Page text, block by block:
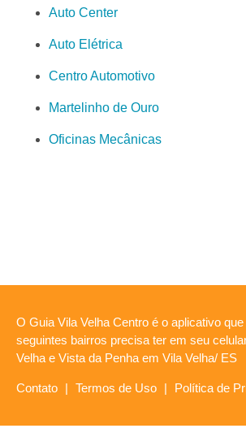
Auto Center
Auto Elétrica
Centro Automotivo
Martelinho de Ouro
Oficinas Mecânicas
O Guia Vila Velha Centro é o aplicativo
seguintes bairros precisa ter em seu
Velha e Vista da Penha em Vila Velha/ ES
Contato | Termos de Uso | Política de